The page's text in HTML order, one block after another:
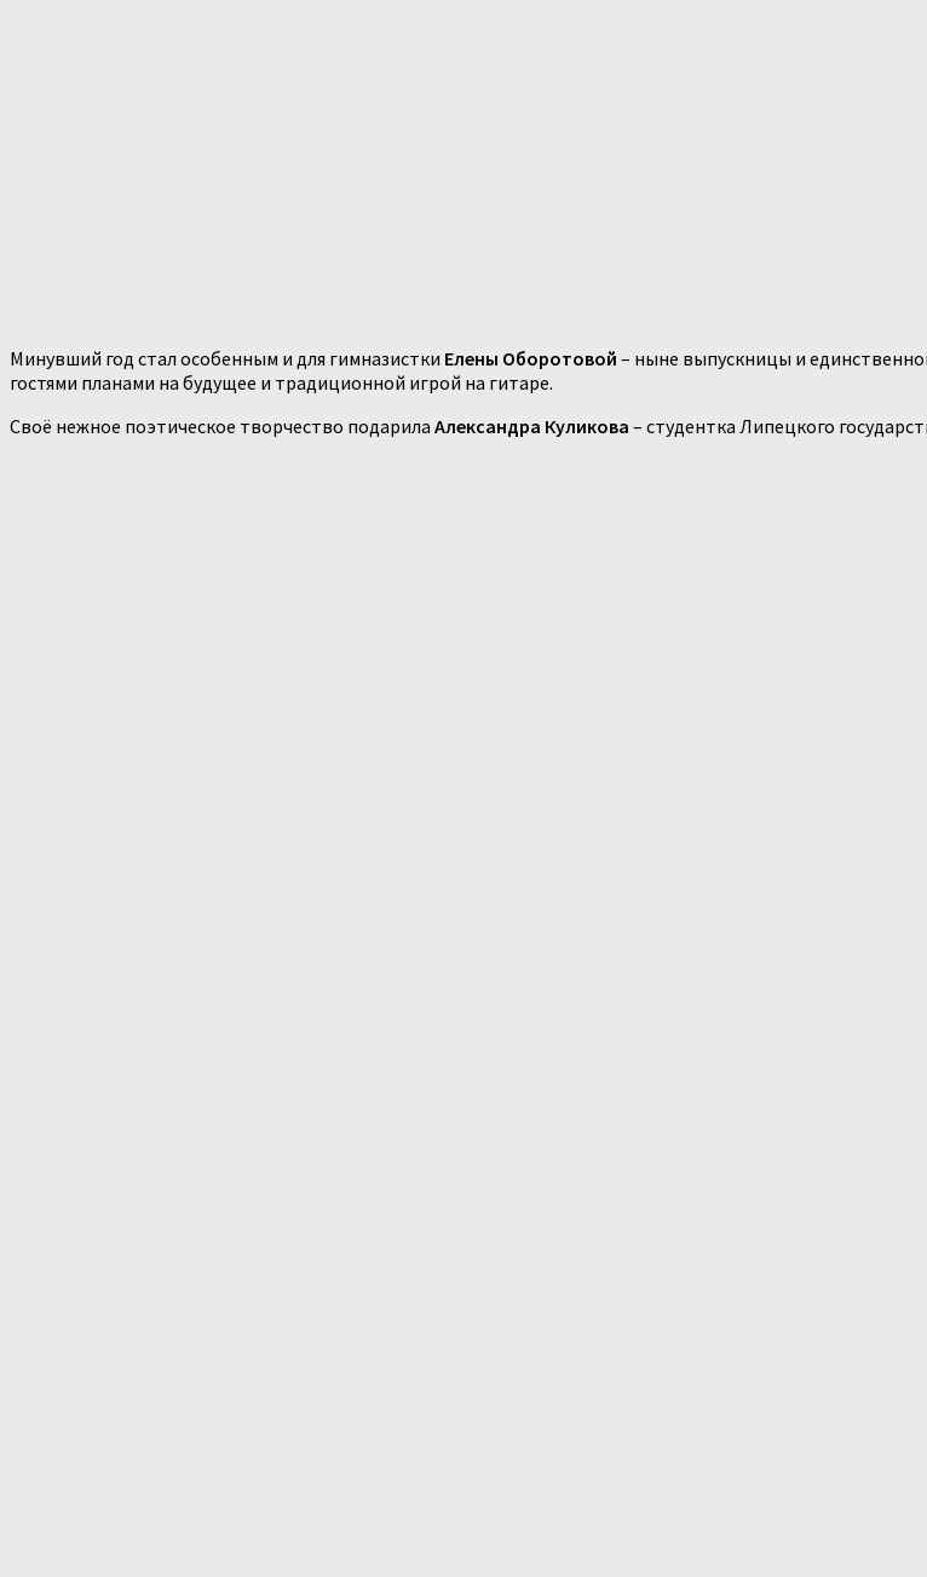
Минувший год стал особенным и для гимназистки Елены Оборотовой – ныне выпускницы и
гостями планами на будущее и традиционной игрой на гитаре.
Своё нежное поэтическое творчество подарила Александра Куликова – студентка Липецкого